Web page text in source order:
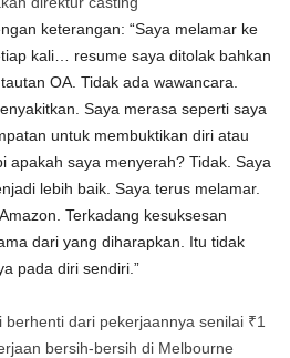
keterangan: “Saya melamar ke
kali… resume saya ditolak bahkan
OA. Tidak ada wawancara.
Saya merasa seperti saya
untuk membuktikan diri atau
apakah saya menyerah? Tidak. Saya
lebih baik. Saya terus melamar.
Terkadang kesuksesan
dari yang diharapkan. Itu tidak
pada diri sendiri.”
berhenti dari pekerjaannya senilai ₹1
bersih-bersih di Melbourne